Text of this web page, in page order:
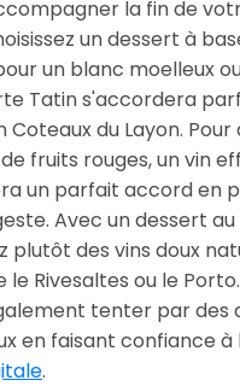
la fin de
un dessert à
un blanc moelleux
Tatin s'accordera
Coteaux du Layon.
fruits rouges, un vin
un parfait accord en
Avec un dessert
plutôt des vins doux
Rivesaltes ou le
tenter par des
en faisant confiance à
.